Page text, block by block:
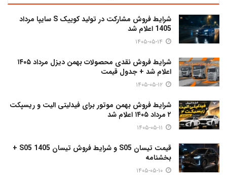
شرایط فروش مشارکت در تولید کوییک S سایپا مرداد
1405 اعلام شد
شرایط فروش نقدی محصولات بهمن دیزل مرداد ۱۴۰۵
اعلام شد + جدول قیمت
شرایط فروش بهمن موتور برای فیدلیتی الیت و ریسپکت
۲ مرداد ۱۴۰۵ اعلام شد
قیمت تیسان S05 و شرایط فروش تیسان S05 1405 +
بخشنامه